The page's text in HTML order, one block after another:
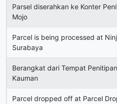
Parsel diserahkan ke Konter
Mojo
Parcel is being processed at
Surabaya
Berangkat dari Tempat
Kauman
Parcel dropped off at Parcel